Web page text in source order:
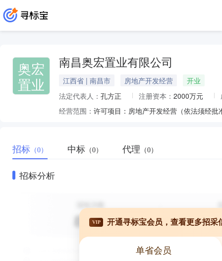
奥宏
置业
南昌奥宏置业有限公司
江西省 | 南昌市 房地产开发经营
开业
法定代表人： 孔方正 注册资本： 2000万元
经营范围： 许可项目：房地产开发经营（依法须经
招标 （0） 中标 （0） 代理 （0）
招标分析
VIP 开通寻标宝会员，查看更多招采
单省会员